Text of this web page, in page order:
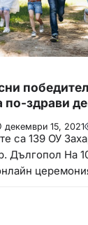
по-здрави
декември 15, 2021
са 139 ОУ
Дългопол На